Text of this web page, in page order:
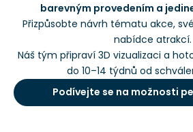
barevným provedením a
Přizpůsobte návrh tématu akce,
nabídce atrakcí.
Náš tým připraví 3D vizualizaci a
do 10–14 týdnů od
Podívejte se na možnosti